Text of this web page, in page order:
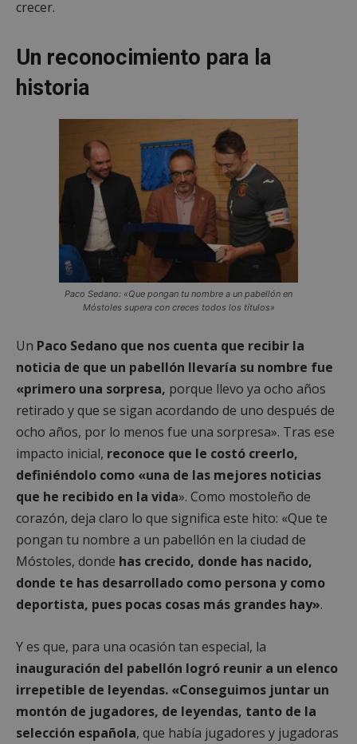
crecer.
Un reconocimiento para la
historia
Paco Sedano: «Que pongan tu nombre a un pabellón en
Móstoles supera con creces todos los títulos»
Un Paco Sedano que nos cuenta que recibir la
noticia de que un pabellón llevaría su nombre fue
«primero una sorpresa, porque llevo ya ocho años
retirado y que se sigan acordando de uno después de
ocho años, por lo menos fue una sorpresa». Tras ese
impacto inicial, reconoce que le costó creerlo,
definiéndolo como «una de las mejores noticias
que he recibido en la vida». Como mostoleño de
corazón, deja claro lo que significa este hito: «Que te
pongan tu nombre a un pabellón en la ciudad de
Móstoles, donde has crecido, donde has nacido,
donde te has desarrollado como persona y como
deportista, pues pocas cosas más grandes hay».
Y es que, para una ocasión tan especial, la
inauguración del pabellón logró reunir a un elenco
irrepetible de leyendas. «Conseguimos juntar un
montón de jugadores, de leyendas, tanto de la
selección española, que había jugadores y jugadoras